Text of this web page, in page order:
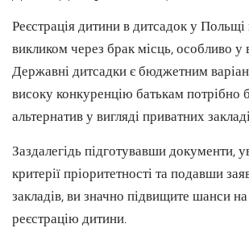
Реєстрація дитини в дитсадок у
викликом через брак місць, особливо у
Державні дитсадки є бюджетним
високу конкуренцію батькам потрібно
альтернатив у вигляді приватних
Заздалегідь підготувавши документи,
критерії пріоритетності та подавши
закладів, ви значно підвищите шанси
реєстрацію дитини.